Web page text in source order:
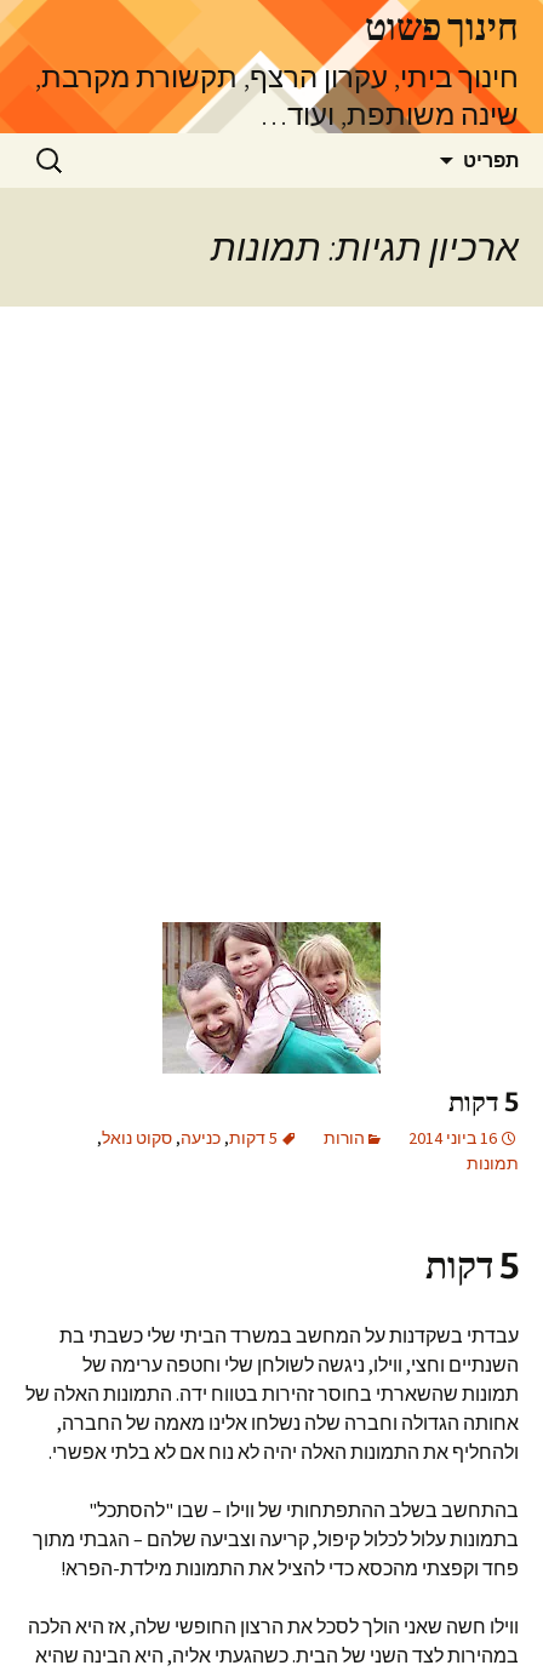
לדלג
לתוכןחינוך פשוט
חינוך ביתי, עקרון הרצף, תקשורת מקרבת,
שינה משותפת, ועוד…
תפריט חיפוש:
ארכיון תגיות: תמונות
5 דקות
16 ביוני 2014 הורות 5 דקות , כניעה, סקוט נואל,
תמונות
5 דקות
עבדתי בשקדנות על המחשב במשרד הביתי שלי כשבתי בת
השנתיים וחצי, ווילו, ניגשה לשולחן שלי וחטפה ערימה של
תמונות שהשארתי בחוסר זהירות בטווח ידה. התמונות האלה של
אחותה הגדולה וחברה שלה נשלחו אלינו מאמה של החברה,
ולהחליף את התמונות האלה יהיה לא נוח אם לא בלתי אפשרי.
בהתחשב בשלב ההתפתחותי של ווילו – שבו "להסתכל"
בתמונות עלול לכלול קיפול, קריעה וצביעה שלהם – הגבתי מתוך
פחד וקפצתי מהכסא כדי להציל את התמונות מילדת-הפרא!
ווילו חשה שאני הולך לסכל את הרצון החופשי שלה, אז היא הלכה
במהירות לצד השני של הבית. כשהגעתי אליה, היא הבינה שהיא